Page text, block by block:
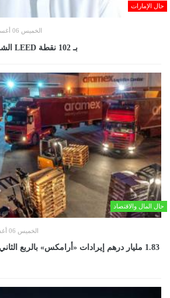
حال الإمارات
الخميس 06 أغسطس 2026 04:51 صباحاً
«الشراع» يحصل على بلاتينية LEED بـ 102 نقطة
حال المال والاقتصاد
الخميس 06 أغسطس 2026 02:21 صباحاً